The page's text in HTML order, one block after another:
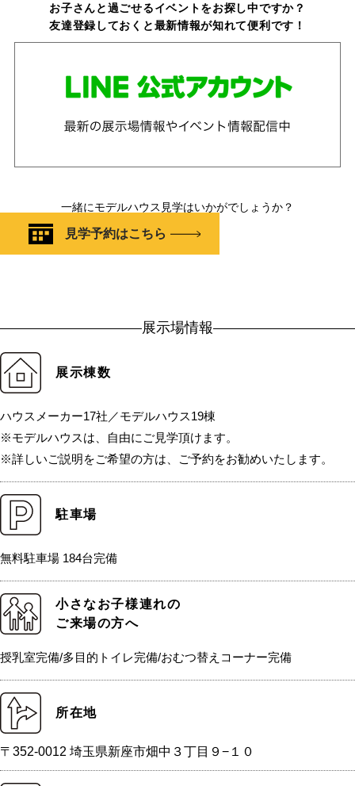
お子さんと過ごせるイベントをお探し中ですか？
友達登録しておくと最新情報が知れて便利です！
一緒にモデルハウス見学はいかがでしょうか？
見学予約はこちら
展示場情報
展示棟数
ハウスメーカー17社／モデルハウス19棟
※モデルハウスは、自由にご見学頂けます。
※詳しいご説明をご希望の方は、ご予約をお勧めいたします。
駐車場
無料駐車場 184台完備
小さなお子様連れの
ご来場の方へ
授乳室完備/多目的トイレ完備/おむつ替えコーナー完備
所在地
〒352-0012 埼玉県新座市畑中３丁目９−１０